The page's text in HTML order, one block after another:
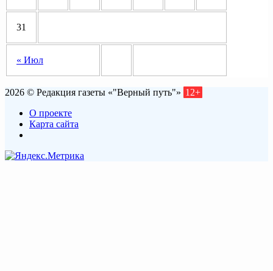
« Июл
31
2026 © Редакция газеты «"Верный путь"» 12+
О проекте
Карта сайта